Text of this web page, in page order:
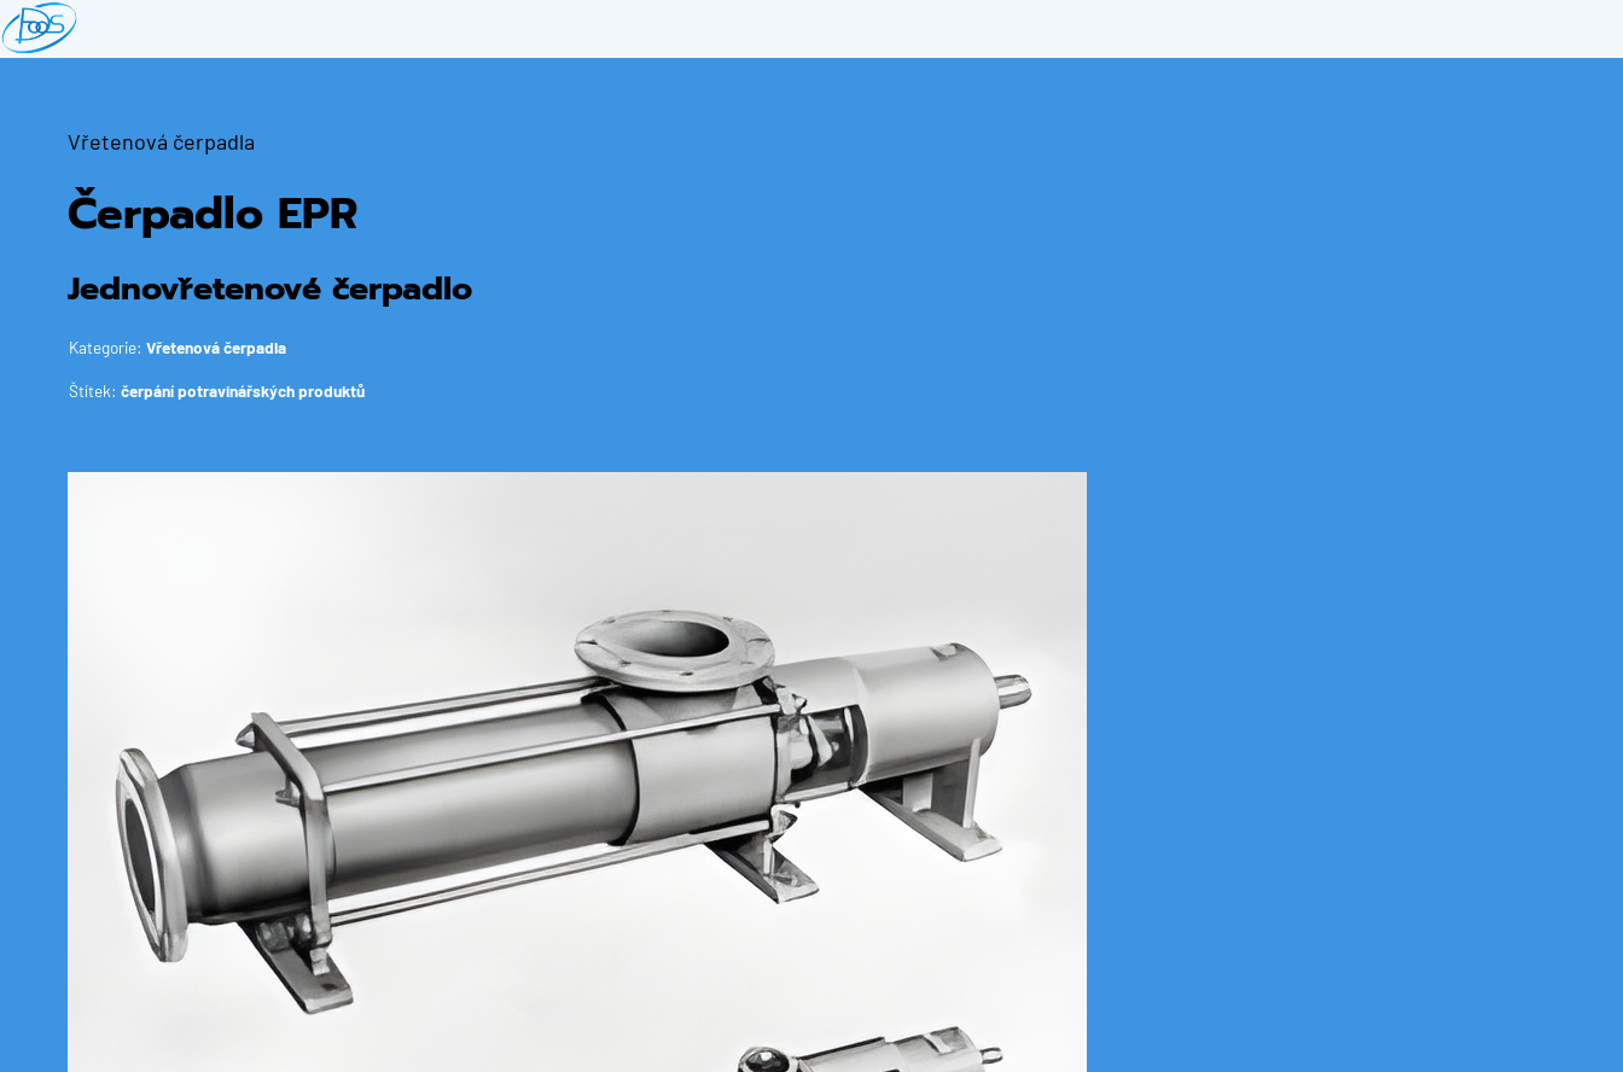
Přejít
k
Vřetenová čerpadla
Čerpadlo EPR
Jednovřetenové čerpadlo
Kategorie:Vřetenová čerpadla
Štítek:čerpání potravinářských produktů